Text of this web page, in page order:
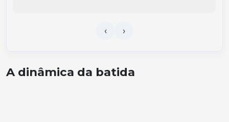
A dinâmica da batida